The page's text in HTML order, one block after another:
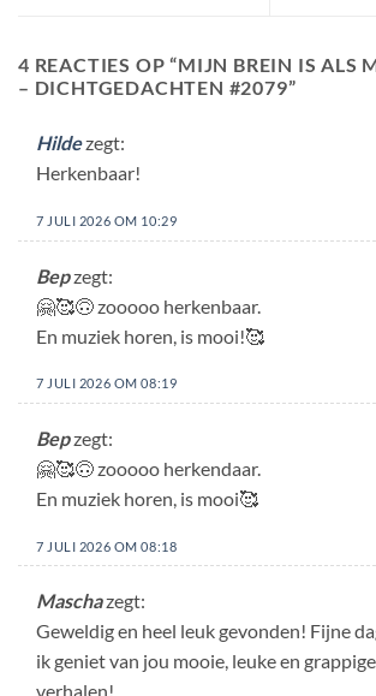
4 REACTIES OP “MIJN BREIN IS ALS
– DICHTGEDACHTEN #2079”
Hildezegt:
Herkenbaar!
7 JULI 2026 OM 10:29
Bepzegt:
🤗🥰🙃 zooooo herkenbaar.
En muziek horen, is mooi!🥰
7 JULI 2026 OM 08:19
Bepzegt:
🤗🥰🙃 zooooo herkendaar.
En muziek horen, is mooi🥰
7 JULI 2026 OM 08:18
Maschazegt:
Geweldig en heel leuk gevonden! Fijne
ik geniet van jou mooie, leuke en
verhalen!